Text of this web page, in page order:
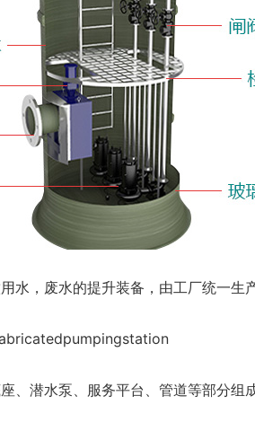
水，废水的提升装备，由工厂统一生
潜水泵、服务平台、管道等部分组